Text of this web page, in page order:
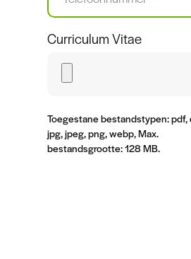
Curriculum Vitae
Toegestane bestandstypen: pdf,
jpg, jpeg, png, webp, Max.
bestandsgrootte: 128 MB.